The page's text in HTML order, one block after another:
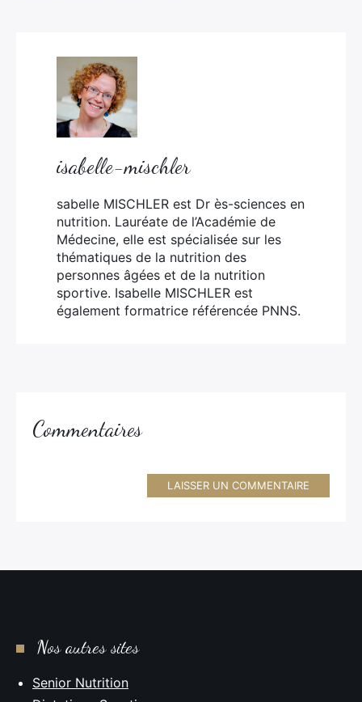
isabelle-mischler
sabelle MISCHLER est Dr ès-sciences en
nutrition. Lauréate de l’Académie de
Médecine, elle est spécialisée sur les
thématiques de la nutrition des
personnes âgées et de la nutrition
sportive. Isabelle MISCHLER est
également formatrice référencée PNNS.
Commentaires
LAISSER UN COMMENTAIRE
Nos autres sites
Senior Nutrition